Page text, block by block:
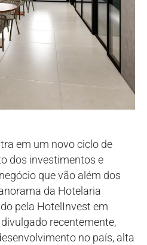
em um novo ciclo de
dos investimentos e
que vão além dos
da Hotelaria
pela HotelInvest em
recentemente,
no país, alta